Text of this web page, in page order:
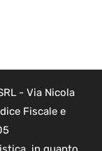
- Via Nicola
Fiscale e